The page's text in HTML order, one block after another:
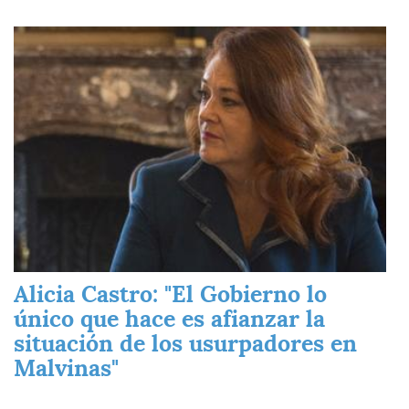
Imagen
Alicia Castro: "El Gobierno lo
único que hace es afianzar la
situación de los usurpadores en
Malvinas"